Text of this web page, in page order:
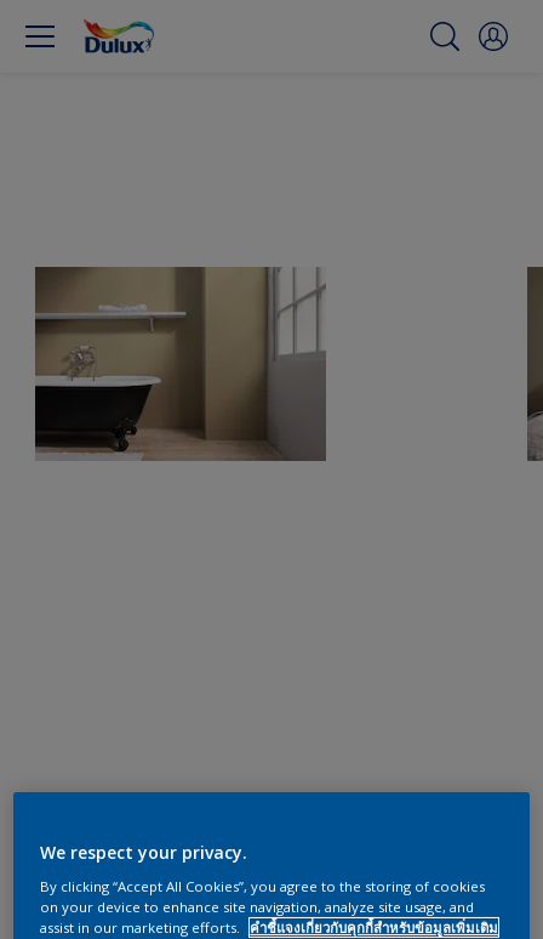
We respect your privacy.
By clicking “Accept All Cookies”, you agree to the storing of cookies
on your device to enhance site navigation, analyze site usage, and
assist in our marketing efforts.
คำชี้แจงเกี่ยวกับคุกกี้สำหรับข้อมูลเพิ่มเติม